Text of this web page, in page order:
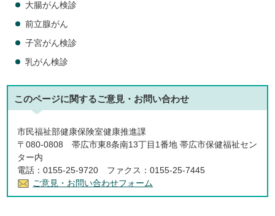
大腸がん検診
前立腺がん
子宮がん検診
乳がん検診
このページに関するご意見・お問い合わせ
市民福祉部健康保険室健康推進課
〒080-0808 帯広市東8条南13丁目1番地 帯広市保健福祉セン
ター内
電話：0155-25-9720 ファクス：0155-25-7445
ご意見・お問い合わせフォーム